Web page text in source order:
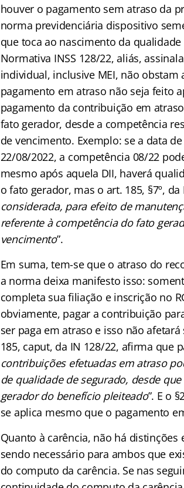
houver o pagamento sem atraso da
norma previdenciária dispositivo
que toca ao nascimento da
Normativa INSS 128/22, aliás,
individual, inclusive MEI, não obstam
pagamento em atraso não seja feito
pagamento da contribuição em
fato gerador, desde a competência
de vencimento. Exemplo: se a data
22/08/2022, a competência 08/22
mesmo após aquela DII, haverá
o fato gerador, mas o art. 185, §7º,
considerada, para efeito de
referente à competência do fato
vencimento”.
Em suma, tem-se que o atraso do
a norma deixa manifesto isso:
completa sua filiação e inscrição no
obviamente, pagar a contribuição
ser paga em atraso e isso não
185, caput, da IN 128/22, afirma que
contribuições efetuadas em atraso
de qualidade de segurado, desde
gerador do benefício pleiteado”. E o
se aplica mesmo que o pagamento
Quanto à carência, não há
sendo necessário para ambos que
do computo da carência. Se nas